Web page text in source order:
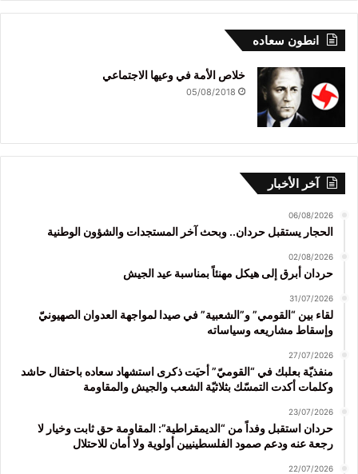
انطون سعاده
خلاص الأمة في وعيها الاجتماعي
05/08/2018
آخر الأخبار
06/08/2026
الحجار يستقبل حردان.. وبحث آخر المستجدات والشؤون الوطنية
02/08/2026
حردان أبرق إلى هيكل مهنئاً بمناسبة عيد الجيش
31/07/2026
لقاء بين “القومي” و”الشعبية” في صيدا لمواجهة العدوان الصهيونيّ
وإسقاط مشاريعه وسياساته
27/07/2026
منفذيّة بعلبك في “القوميّ” أحيَت ذكرى استشهاد سعاده باحتفال حاشد
وكلمات أكدت التمسّك بثلاثيّة الشعب والجيش والمقاومة
23/07/2026
حردان استقبل وفداً من “الديمقراطية”: المقاومة حق ثابت وخيار لا
رجعة عنه ودعم صمود الفلسطينيين أولوية ولا أمان للاحتلال
22/07/2026